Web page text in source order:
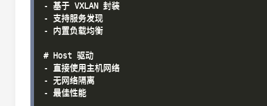
- 基于 VXLAN 封装
- 支持服务发现
- 内置负载均衡
# Host 驱动
- 直接使用主机网络
- 无网络隔离
- 最佳性能